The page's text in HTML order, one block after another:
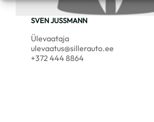
SVEN JUSSMANN
Ülevaataja
ulevaatus@sillerauto.ee
+372 444 8864